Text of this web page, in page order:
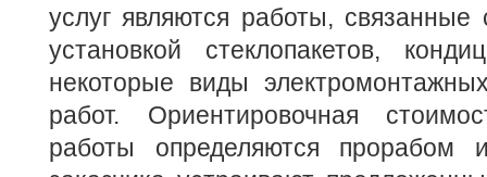
услуг являются работы, связанные
установкой стеклопакетов,
некоторые виды
работ. Ориентировочная
работы определяются прорабом